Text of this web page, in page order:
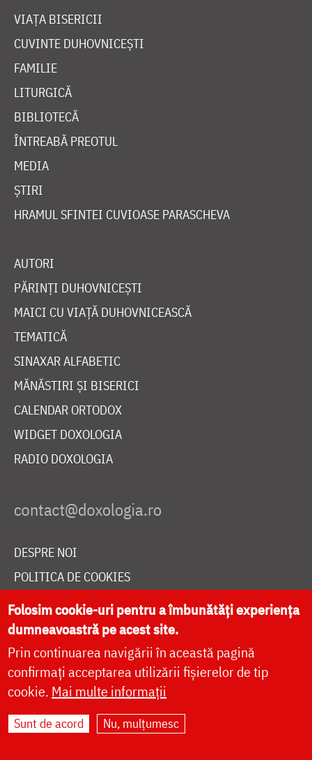
VIAȚA BISERICII
CUVINTE DUHOVNICEȘTI
FAMILIE
LITURGICĂ
BIBLIOTECĂ
ÎNTREABĂ PREOTUL
MEDIA
ȘTIRI
HRAMUL SFINTEI CUVIOASE PARASCHEVA
AUTORI
PĂRINȚI DUHOVNICEȘTI
MAICI CU VIAȚĂ DUHOVNICEASCĂ
TEMATICĂ
SINAXAR ALFABETIC
MĂNĂSTIRI ȘI BISERICI
CALENDAR ORTODOX
WIDGET DOXOLOGIA
RADIO DOXOLOGIA
DESPRE NOI
POLITICA DE COOKIES
DONEAZĂ ONLINE PENTRU CATEDRALA NAȚIONALĂ
LIVE
Site dezvoltat deDOXOLOGIA MEDIA
Arhiepiscopia Iașilor | ©
Folosim cookie-uri pentru a îmbunătăți experiența
dumneavoastră pe acest site.
Prin continuarea navigării în această pagină
confirmați acceptarea utilizării fișierelor de tip
cookie. Mai multe informații
Sunt de acord Nu, mulțumesc